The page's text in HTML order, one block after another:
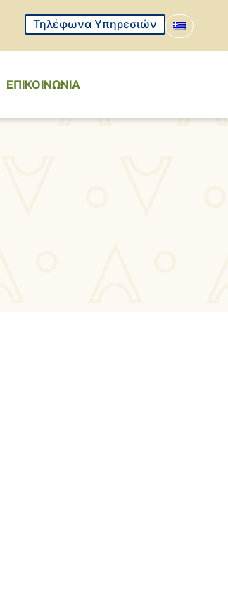
Τηλέφωνα Υπηρεσιών
ΕΠΙΚΟΙΝΩΝΙΑ